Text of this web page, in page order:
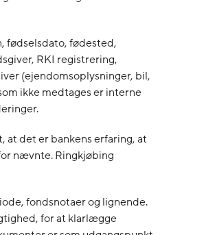
fødselsdato, fødested,
RKI registrering,
(ejendomsoplysninger, bil,
ikke medtages er interne
at det er bankens erfaring, at
nævnte. Ringkjøbing
fondsnotaer og lignende.
for at klarlægge